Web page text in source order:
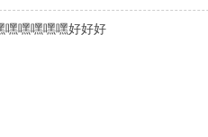
嘿嘿嘿嘿嘿好好好